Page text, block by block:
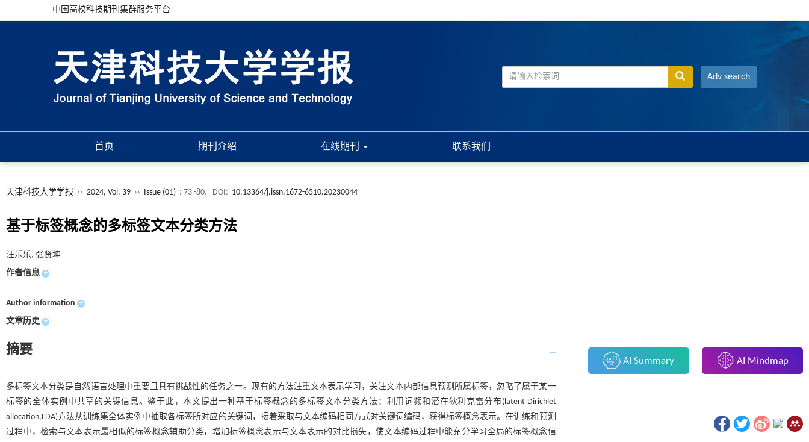
中国高校科技期刊集群服务平台
Adv search
首页 期刊介绍 在线期刊 联系我们
天津科技大学学报 ›› 2024, Vol. 39 ›› Issue (01) : 73 -80. DOI: 10.13364/j.issn.1672-6510.20230044
基于标签概念的多标签文本分类方法
汪乐乐, 张贤坤
作者信息 +
Author information +
文章历史 +
摘要
多标签文本分类是自然语言处理中重要且具有挑战性的任务之一。现有的方法注重文本表示学习，关注文本内部信息预测所属标签，忽略了属于某一
标签的全体实例中共享的关键信息。鉴于此，本文提出一种基于标签概念的多标签文本分类方法：利用词频和潜在狄利克雷分布(latent Dirichlet
allocation,LDA)方法从训练集全体实例中抽取各标签所对应的关键词，接着采取与文本编码相同方式对关键词编码，获得标签概念表示。在训练和预测
过程中，检索与文本表示最相似的标签概念辅助分类，增加标签概念表示与文本表示的对比损失，使文本编码过程中能充分学习全局的标签概念信
AI Summary AI Mindmap